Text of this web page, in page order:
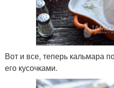
Вот и все, теперь кальмара
его кусочками.